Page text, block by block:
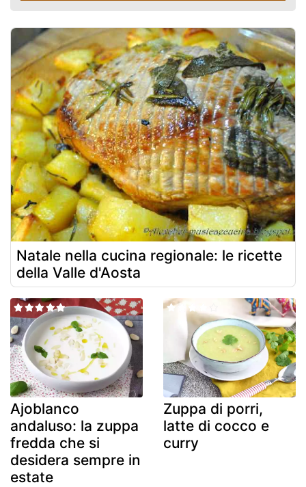
Natale nella cucina regionale: le ricette
della Valle d'Aosta
Ajoblanco
andaluso: la zuppa
fredda che si
desidera sempre in
estate
Zuppa di porri,
latte di cocco e
curry